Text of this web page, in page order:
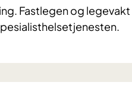
Fastlegen og